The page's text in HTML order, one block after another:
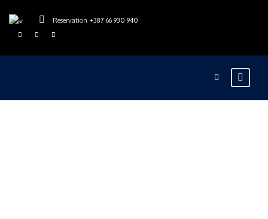
Reservation +387 66 930 940